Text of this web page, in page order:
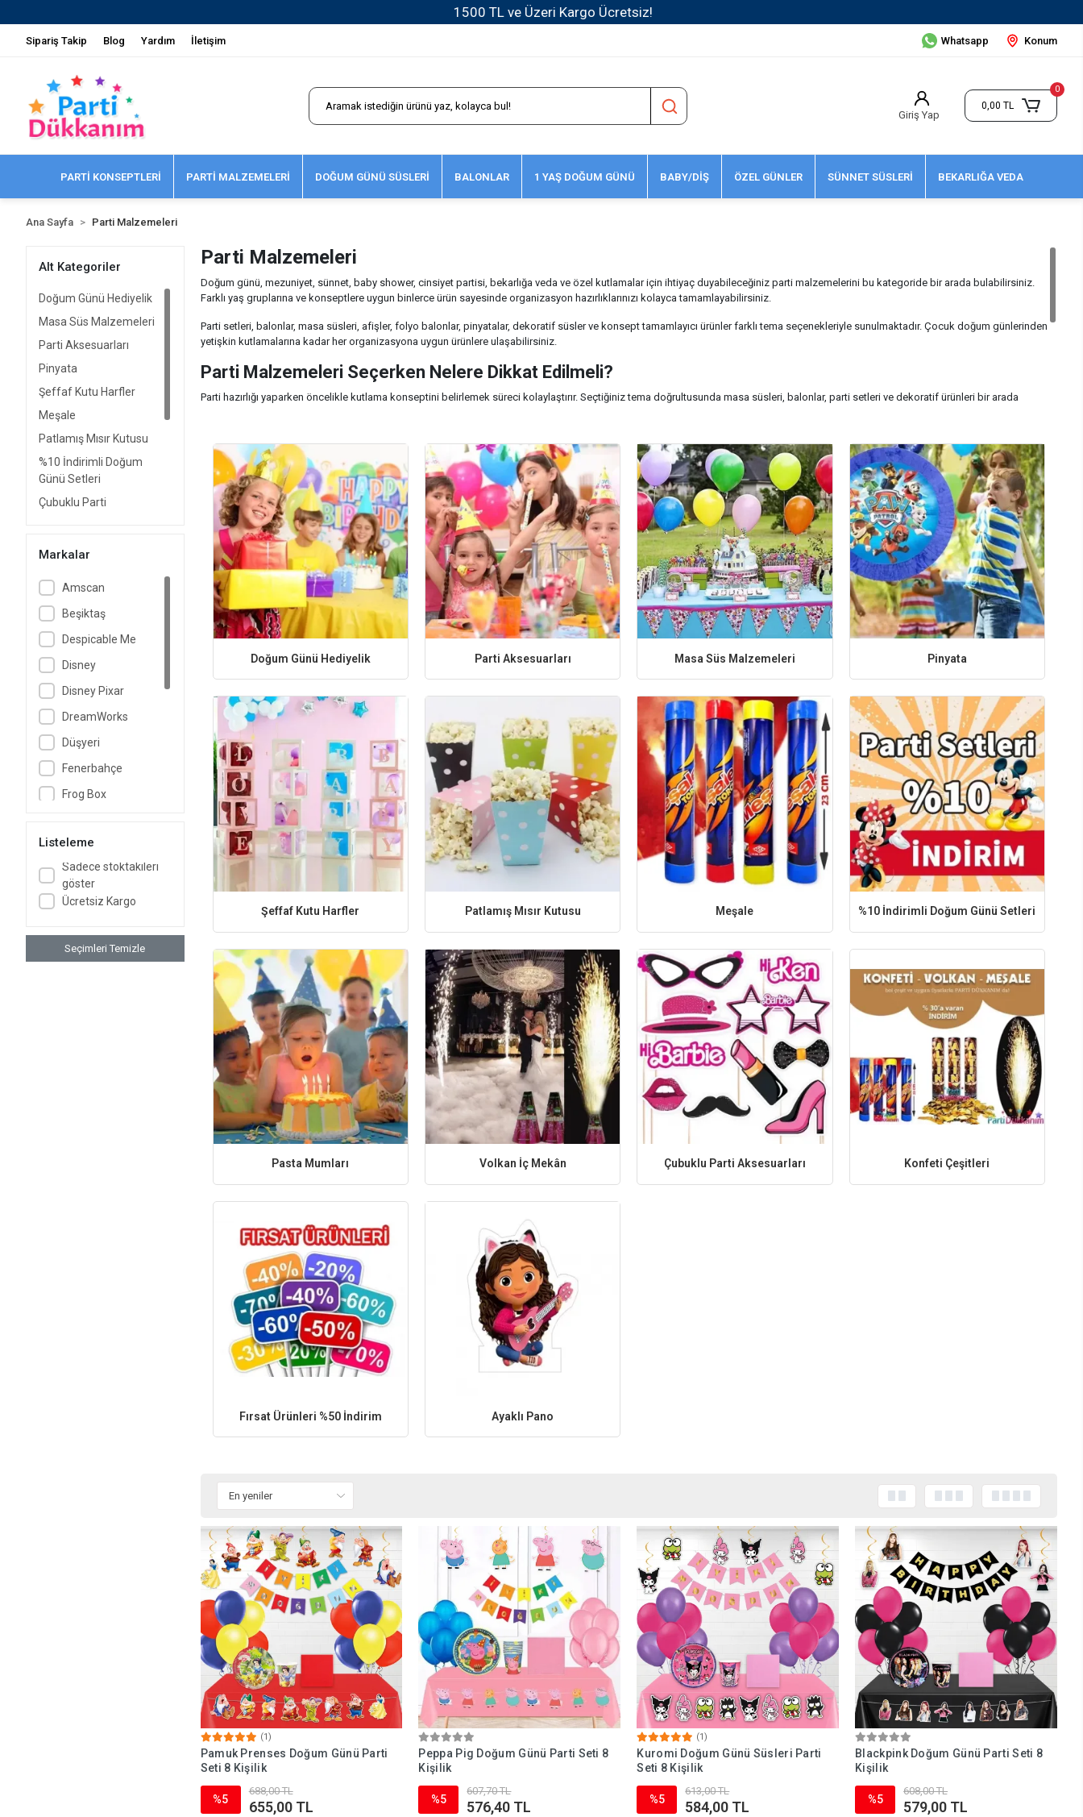
1500 TL ve Üzeri Kargo Ücretsiz!
Sipariş Takip Blog Yardım İletişim Whatsapp Konum
Giriş Yap
0
0,00 TL
PARTİ KONSEPTLERİ PARTİ MALZEMELERİ DOĞUM GÜNÜ SÜSLERİ BALONLAR 1 YAŞ DOĞUM GÜNÜ BABY/DİŞ ÖZEL GÜNLER SÜNNET SÜSLERİ BEKARLIĞA VEDA
Ana Sayfa Parti Malzemeleri
Alt Kategoriler
Doğum Günü Hediyelik
Masa Süs Malzemeleri
Parti Aksesuarları
Pinyata
Şeffaf Kutu Harfler
Meşale
Patlamış Mısır Kutusu
%10 İndirimli Doğum
Günü Setleri
Çubuklu Parti
Volkan İç Mekân
Fırsat Ürünleri %50
İndirim
Markalar
Amscan
Beşiktaş
Despicable Me
Disney
Disney Pixar
DreamWorks
Düşyeri
Fenerbahçe
Frog Box
Hasbro
Marvel
My Paper Craft
Parti Dükkanım
Listeleme
Sadece stoktakileri
göster
Ücretsiz Kargo
Seçimleri Temizle
Parti Malzemeleri
Doğum günü, mezuniyet, sünnet, baby shower, cinsiyet partisi, bekarlığa veda ve özel kutlamalar için ihtiyaç duyabileceğiniz parti malzemelerini bu kategoride bir arada bulabilirsiniz.
Farklı yaş gruplarına ve konseptlere uygun binlerce ürün sayesinde organizasyon hazırlıklarınızı kolayca tamamlayabilirsiniz.
Parti setleri, balonlar, masa süsleri, afişler, folyo balonlar, pinyatalar, dekoratif süsler ve konsept tamamlayıcı ürünler farklı tema seçenekleriyle sunulmaktadır. Çocuk doğum günlerinden
yetişkin kutlamalarına kadar her organizasyona uygun ürünlere ulaşabilirsiniz.
Parti Malzemeleri Seçerken Nelere Dikkat Edilmeli?
Parti hazırlığı yaparken öncelikle kutlama konseptini belirlemek süreci kolaylaştırır. Seçtiğiniz tema doğrultusunda masa süsleri, balonlar, parti setleri ve dekoratif ürünleri bir arada
Organizasyon alanının büyüklüğü, davetli sayısı ve tercih edilen renkler ürün seçiminde dikkat edilmesi gereken başlıca unsurlardır. Parti setleri ise ihtiyaç duyulan birçok ürünü bir arada
sunduğu için hem zaman hem de bütçe açısından avantaj sağlayabilir.
En Çok Tercih Edilen Parti Ürünleri
Folyo balonlar, krom balonlar, makaron balonlar, balon zinciri aksesuarları, parti perdeleri, masa etekleri, pinyatalar, meşaleler ve dekoratif süsleme ürünleri en çok tercih edilen parti
malzemeleri arasında yer almaktadır. Organizasyon konseptine uygun yardımcı ürünlerle kutlamalarınızı daha zengin hale getirebilirsiniz.
Doğum günü süsleri, balonlar ve sezonluk kutlama ürünleri dahil tüm kategorileri incelemek içinParti Dükkanımana sayfasını ziyaret edebilirsiniz.
Doğum Günü Hediyelik Parti Aksesuarları Masa Süs Malzemeleri Pinyata
Şeffaf Kutu Harfler Patlamış Mısır Kutusu Meşale %10 İndirimli Doğum Günü Setleri
Pasta Mumları Volkan İç Mekân Çubuklu Parti Aksesuarları Konfeti Çeşitleri
Fırsat Ürünleri %50 İndirim Ayaklı Pano
(1)
Pamuk Prenses Doğum Günü Parti
Seti 8 Kişilik
%5
688,00 TL
655,00 TL
Peppa Pig Doğum Günü Parti Seti 8
Kişilik
%5
607,70 TL
576,40 TL
(1)
Kuromi Doğum Günü Süsleri Parti
Seti 8 Kişilik
%5
613,00 TL
584,00 TL
Blackpink Doğum Günü Parti Seti 8
Kişilik
%5
608,00 TL
579,00 TL